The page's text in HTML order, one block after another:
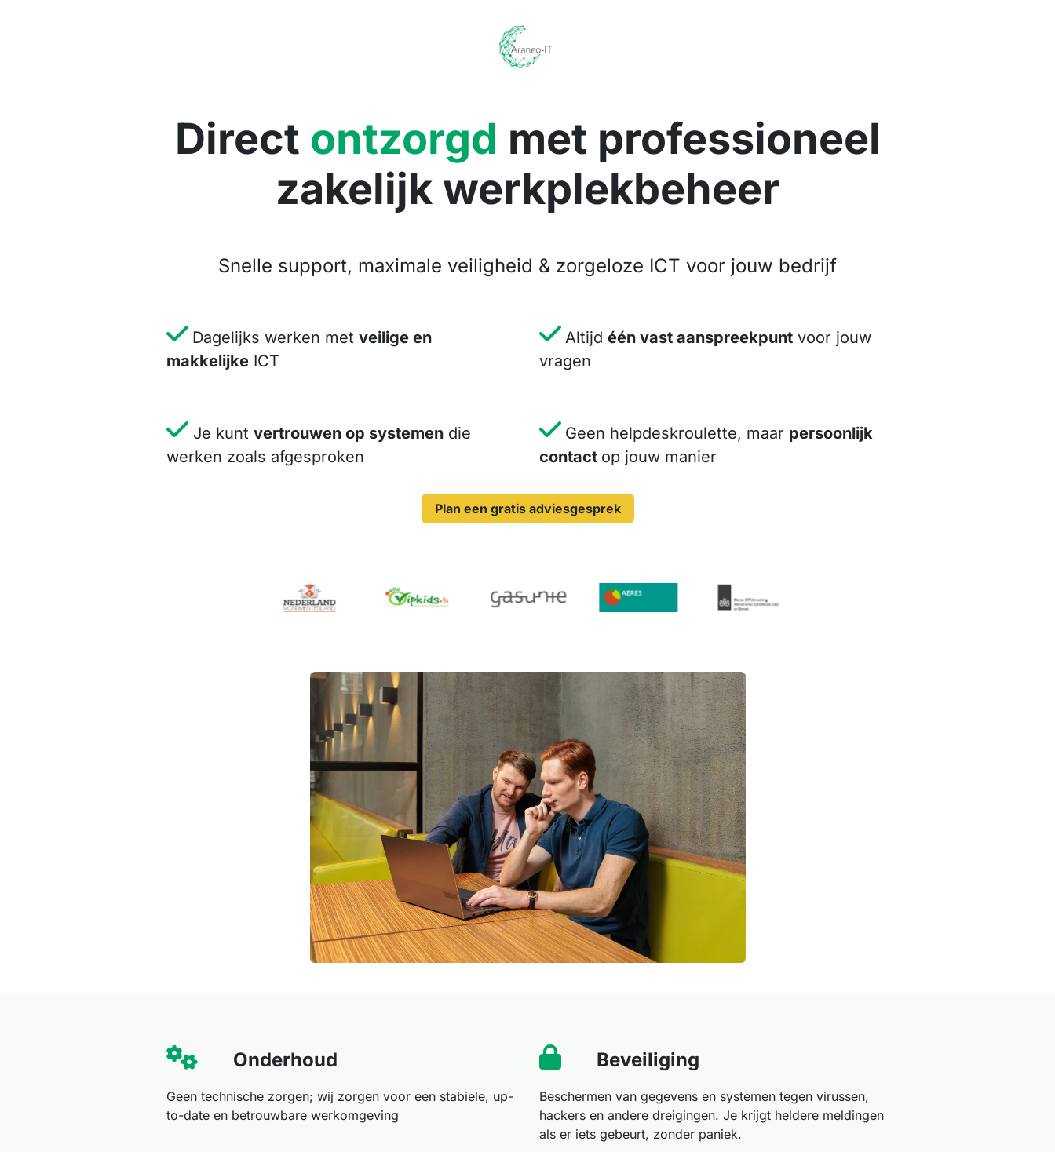
Direct ontzorgd met professioneel
zakelijk werkplekbeheer
Snelle support, maximale veiligheid & zorgeloze ICT voor jouw bedrijf
Dagelijks werken met veilige en
makkelijke ICT​
Je kunt vertrouwen op systemen die
werken zoals afgesproken
Altijd één vast aanspreekpunt voor jouw
vragen
Geen helpdeskroulette, maar persoonlijk
contact op jouw manier
Plan een gratis adviesgesprek
​Onderhoud
Geen technische zorgen; wij zorgen voor een stabiele, up-
to-date en betrouwbare werkomgeving
​Beveiliging
Beschermen van gegevens en systemen tegen virussen,
hackers en andere dreigingen. Je krijgt heldere meldingen
als er iets gebeurt, zonder paniek.